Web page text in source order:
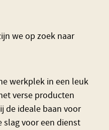
we op zoek naar
werkplek in een leuk
verse producten
de ideale baan voor
slag voor een dienst